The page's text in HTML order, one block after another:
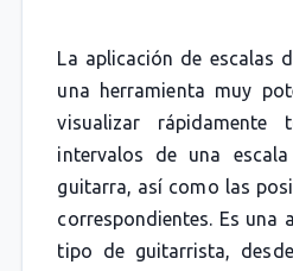
La aplicación de escalas
una herramienta muy
visualizar
intervalos de una
guitarra, así como las
correspondientes. Es una
tipo de guitarrista,